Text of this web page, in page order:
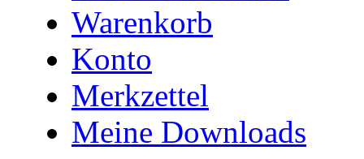
Warenkorb
Konto
Merkzettel
Meine Downloads